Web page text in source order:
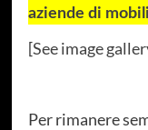
aziende di
[See image
Per rimanere